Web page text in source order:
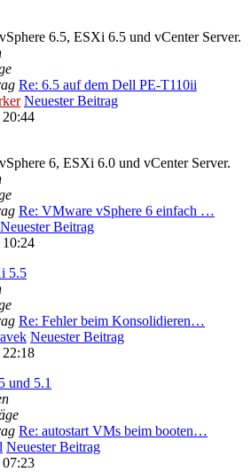
6.5, ESXi 6.5 und vCenter Server.
Re: 6.5 auf dem Dell PE-T110ii
Neuester Beitrag
20:44
6, ESXi 6.0 und vCenter Server.
Re: VMware vSphere 6 einfach …
Neuester Beitrag
5.5
Re: Fehler beim Konsolidieren…
Neuester Beitrag
und 5.1
Re: autostart VMs beim booten…
Neuester Beitrag
07:23